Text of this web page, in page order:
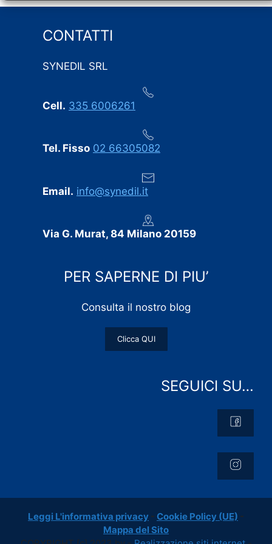
rispetto scrupoloso delle tempistiche concordate: i
previsti, senza i ritardi che purtroppo capitano spesso
in questo settore. Ogni eventuale imprevisto è stato
dell’ultimo minuto.
Professionalità, puntualità e cura dei dettagli:
consigliamo vivamente SYNEDIL a chiunque stia
CONTATTI
SYNEDIL SRL
Cell. 335 6006261
Tel. Fisso 02 66305082
Email. info@synedil.it
Via G. Murat, 84 Milano 20159
PER SAPERNE DI PIU’
Consulta il nostro blog
Clicca QUI
SEGUICI SU…
Leggi L'informativa privacy - Cookie Policy (UE) -
Mappa del Sito